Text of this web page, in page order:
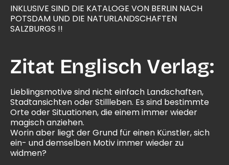
INKLUSIVE SIND DIE KATALOGE VON BERLIN NACH
POTSDAM UND DIE NATURLANDSCHAFTEN
SALZBURGS !!
Zitat Englisch Verlag:
Lieblingsmotive sind nicht einfach Landschaften,
Stadtansichten oder Stillleben. Es sind bestimmte
Orte oder Situationen, die einem immer wieder
magisch anziehen.
Worin aber liegt der Grund für einen Künstler, sich
ein- und demselben Motiv immer wieder zu
widmen?